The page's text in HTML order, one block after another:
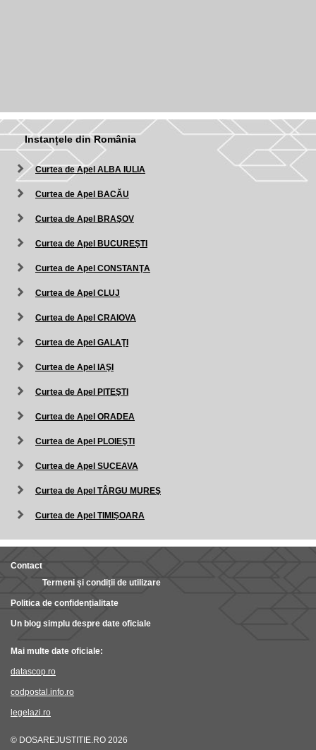
Instanțele din România
Curtea de Apel ALBA IULIA
Curtea de Apel BACĂU
Curtea de Apel BRAŞOV
Curtea de Apel BUCUREŞTI
Curtea de Apel CONSTANŢA
Curtea de Apel CLUJ
Curtea de Apel CRAIOVA
Curtea de Apel GALAŢI
Curtea de Apel IAŞI
Curtea de Apel PITEŞTI
Curtea de Apel ORADEA
Curtea de Apel PLOIEŞTI
Curtea de Apel SUCEAVA
Curtea de Apel TÂRGU MUREŞ
Curtea de Apel TIMIŞOARA
Contact
Termeni și condiții de utilizare
Politica de confidențialitate
Un blog simplu despre date oficiale
Mai multe date oficiale:
datascop.ro
codpostal.info.ro
legelazi.ro
© DOSAREJUSTITIE.RO 2026